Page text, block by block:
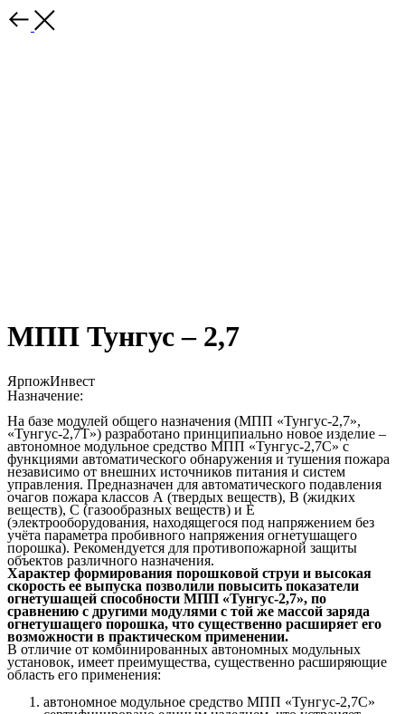
МПП Тунгус – 2,7
ЯрпожИнвест
Назначение:
На базе модулей общего назначения (МПП «Тунгус-2,7»,
«Тунгус-2,7Т») разработано принципиально новое изделие –
автономное модульное средство МПП «Тунгус-2,7С» с
функциями автоматического обнаружения и тушения пожара
независимо от внешних источников питания и систем
управления. Предназначен для автоматического подавления
очагов пожара классов А (твердых веществ), В (жидких
веществ), С (газообразных веществ) и Е
(электрооборудования, находящегося под напряжением без
учёта параметра пробивного напряжения огнетушащего
порошка). Рекомендуется для противопожарной защиты
объектов различного назначения.
Характер формирования порошковой струи и высокая
скорость ее выпуска позволили повысить показатели
огнетушащей способности МПП «Тунгус-2,7», по
сравнению с другими модулями с той же массой заряда
огнетушащего порошка, что существенно расширяет его
возможности в практическом применении.
В отличие от комбинированных автономных модульных
установок, имеет преимущества, существенно расширяющие
область его применения:
автономное модульное средство МПП «Тунгус-2,7С»